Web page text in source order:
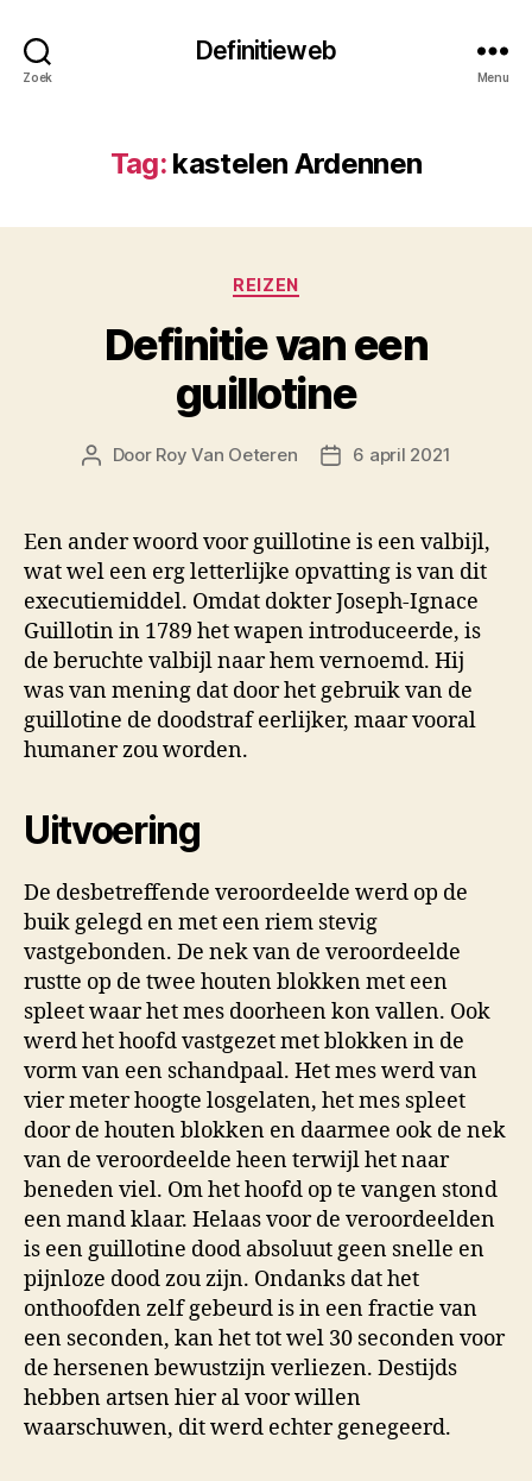
Zoek
Definitieweb
Menu
Tag: kastelen Ardennen
Categorieën
REIZEN
Definitie van een
guillotine
Berichtauteur
Door Roy Van Oeteren Berichtdatum
6 april 2021
Een ander woord voor guillotine is een valbijl,
wat wel een erg letterlijke opvatting is van dit
executiemiddel. Omdat dokter Joseph-Ignace
Guillotin in 1789 het wapen introduceerde, is
de beruchte valbijl naar hem vernoemd. Hij
was van mening dat door het gebruik van de
guillotine de doodstraf eerlijker, maar vooral
humaner zou worden.
Uitvoering
De desbetreffende veroordeelde werd op de
buik gelegd en met een riem stevig
vastgebonden. De nek van de veroordeelde
rustte op de twee houten blokken met een
spleet waar het mes doorheen kon vallen. Ook
werd het hoofd vastgezet met blokken in de
vorm van een schandpaal. Het mes werd van
vier meter hoogte losgelaten, het mes spleet
door de houten blokken en daarmee ook de nek
van de veroordeelde heen terwijl het naar
beneden viel. Om het hoofd op te vangen stond
een mand klaar. Helaas voor de veroordeelden
is een guillotine dood absoluut geen snelle en
pijnloze dood zou zijn. Ondanks dat het
onthoofden zelf gebeurd is in een fractie van
een seconden, kan het tot wel 30 seconden voor
de hersenen bewustzijn verliezen. Destijds
hebben artsen hier al voor willen
waarschuwen, dit werd echter genegeerd.